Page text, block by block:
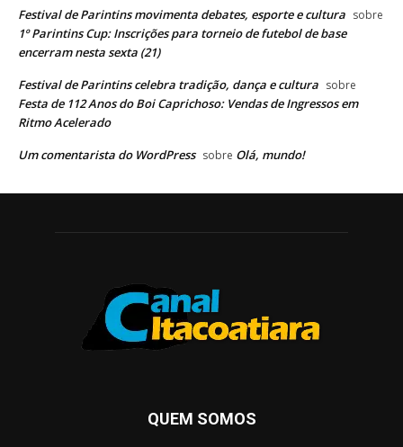
Festival de Parintins movimenta debates, esporte e cultura sobre
1º Parintins Cup: Inscrições para torneio de futebol de base
encerram nesta sexta (21)
Festival de Parintins celebra tradição, dança e cultura sobre
Festa de 112 Anos do Boi Caprichoso: Vendas de Ingressos em
Ritmo Acelerado
Um comentarista do WordPress sobre Olá, mundo!
QUEM SOMOS